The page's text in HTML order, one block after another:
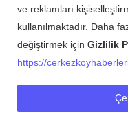
Copyright © 2025 Çerkezköy
Künye Şartlar ve Koşullar
ve reklamları
kullanılmaktadır. Daha
değiştirmek için Gizlilik
https://